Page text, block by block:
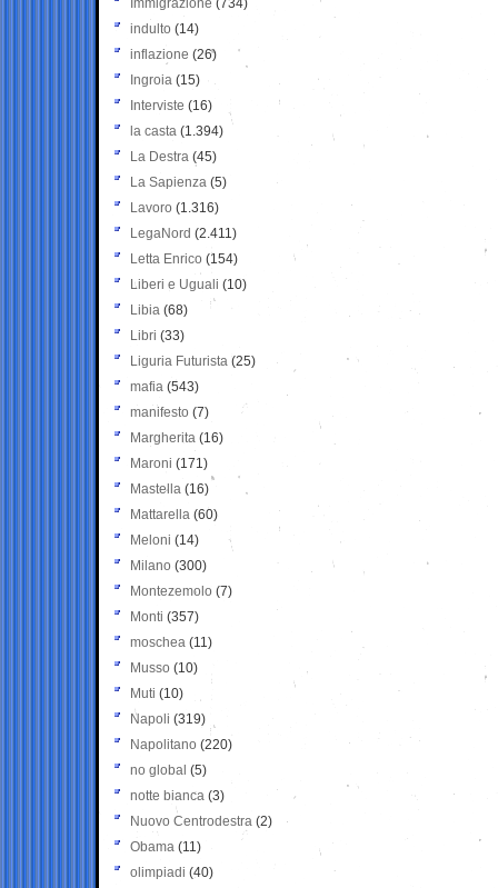
Immigrazione (734)
indulto (14)
inflazione (26)
Ingroia (15)
Interviste (16)
la casta (1.394)
La Destra (45)
La Sapienza (5)
Lavoro (1.316)
LegaNord (2.411)
Letta Enrico (154)
Liberi e Uguali (10)
Libia (68)
Libri (33)
Liguria Futurista (25)
mafia (543)
manifesto (7)
Margherita (16)
Maroni (171)
Mastella (16)
Mattarella (60)
Meloni (14)
Milano (300)
Montezemolo (7)
Monti (357)
moschea (11)
Musso (10)
Muti (10)
Napoli (319)
Napolitano (220)
no global (5)
notte bianca (3)
Nuovo Centrodestra (2)
Obama (11)
olimpiadi (40)